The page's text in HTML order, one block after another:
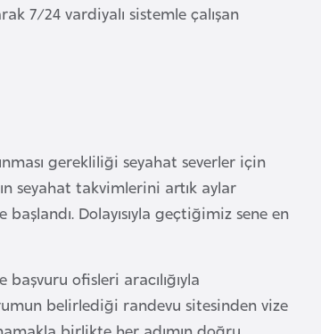
7/24 vardiyalı sistemle çalışan
gerekliliği seyahat severler için
seyahat takvimlerini artık aylar
Dolayısıyla geçtiğimiz sene en
ofisleri aracılığıyla
belirlediği randevu sitesinden vize